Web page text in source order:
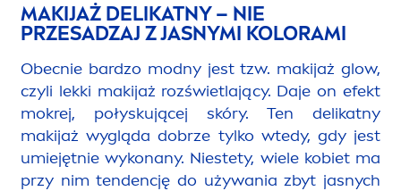
MAKIJAŻ DELIKATNY – NIE
PRZESADZAJ Z JASNYMI KOLORAMI
Obecnie bardzo modny jest tzw. makijaż glow,
czyli lekki makijaż rozświetlający. Daje on efekt
mokrej, połyskującej skóry. Ten delikatny
makijaż wygląda dobrze tylko wtedy, gdy jest
umiejętnie wykonany. Niestety, wiele kobiet ma
przy nim tendencję do używania zbyt jasnych